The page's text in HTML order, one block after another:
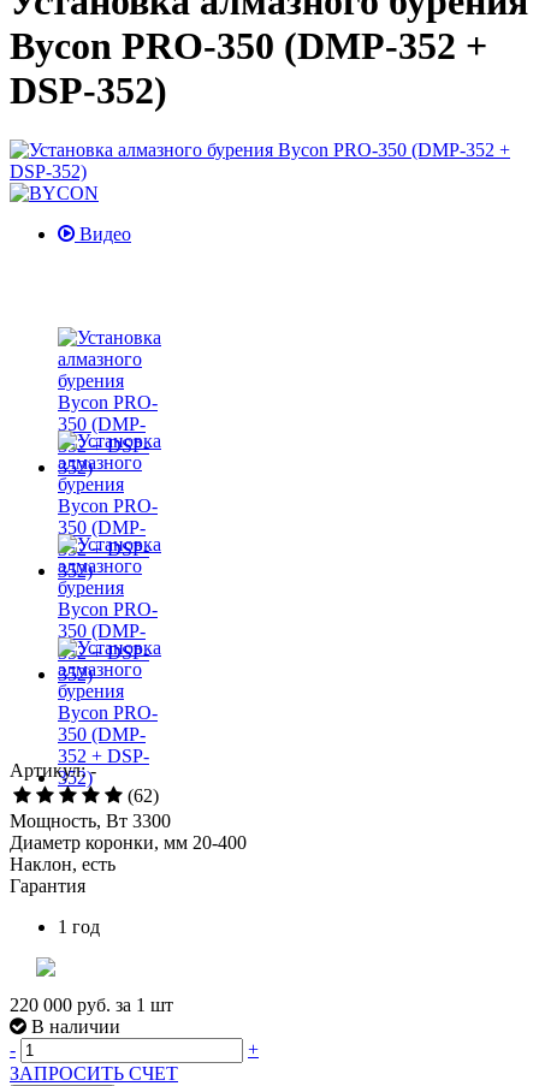
Bycon PRO-350 (DMP-352 +
DSP-352)
Видео
Артикул: -
(62)
Мощность, Вт 3300
Диаметр коронки, мм 20-400
Наклон, есть
Гарантия
1 год
220 000 руб. за 1 шт
В наличии
-
+
ЗАПРОСИТЬ СЧЕТ